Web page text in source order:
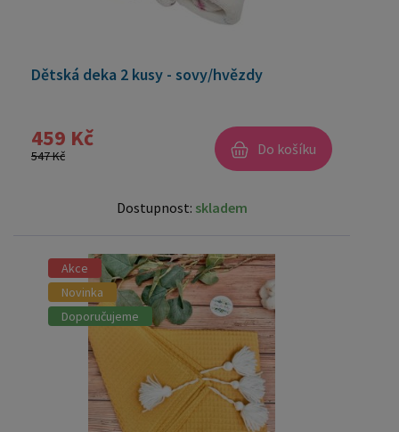
Dětská deka 2 kusy - sovy/hvězdy
459 Kč
547 Kč Do košíku
Dostupnost: skladem
Akce
Novinka
Doporučujeme